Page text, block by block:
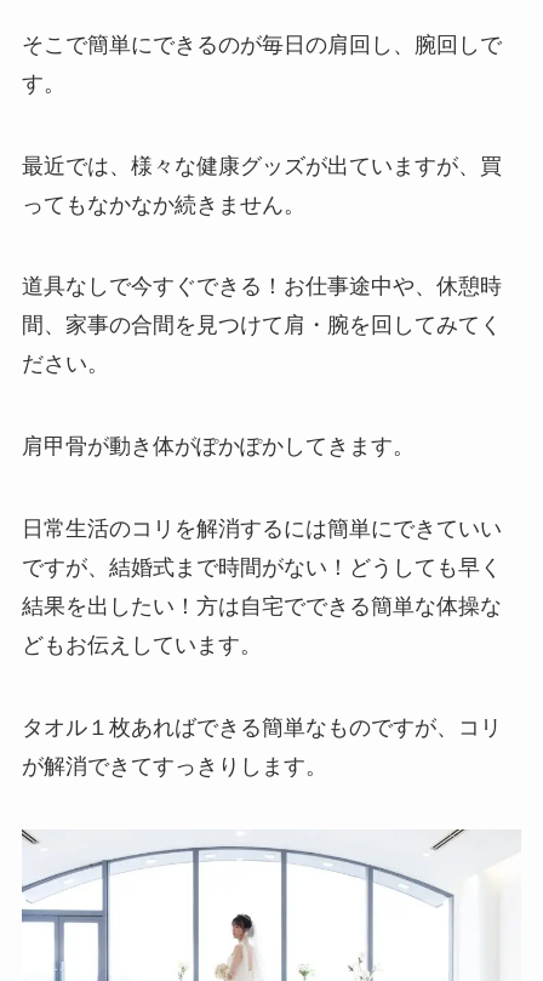
そこで簡単にできるのが毎日の肩回し、腕回しで
す。
最近では、様々な健康グッズが出ていますが、買
ってもなかなか続きません。
道具なしで今すぐできる！お仕事途中や、休憩時
間、家事の合間を見つけて肩・腕を回してみてく
ださい。
肩甲骨が動き体がぽかぽかしてきます。
日常生活のコリを解消するには簡単にできていい
ですが、結婚式まで時間がない！どうしても早く
結果を出したい！方は自宅でできる簡単な体操な
どもお伝えしています。
タオル１枚あればできる簡単なものですが、コリ
が解消できてすっきりします。